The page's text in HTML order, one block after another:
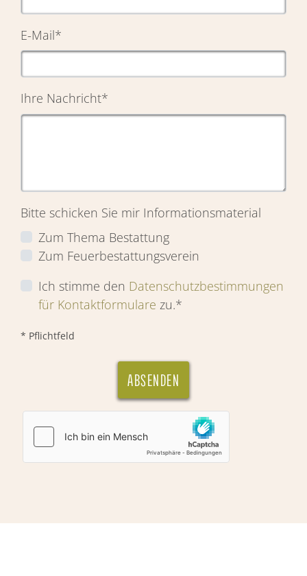
E-Mail*
Ihre Nachricht*
Bitte schicken Sie mir Informationsmaterial
Zum Thema Bestattung
Zum Feuerbestattungsverein
Ich stimme den Datenschutzbestimmungen
für Kontaktformulare zu.*
* Pflichtfeld
ABSENDEN